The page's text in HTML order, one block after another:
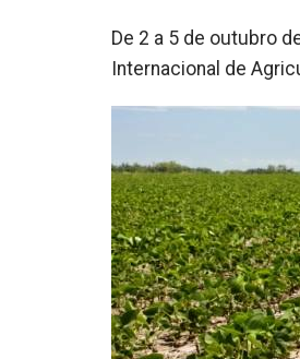
De 2 a 5 de outubro
Internacional de